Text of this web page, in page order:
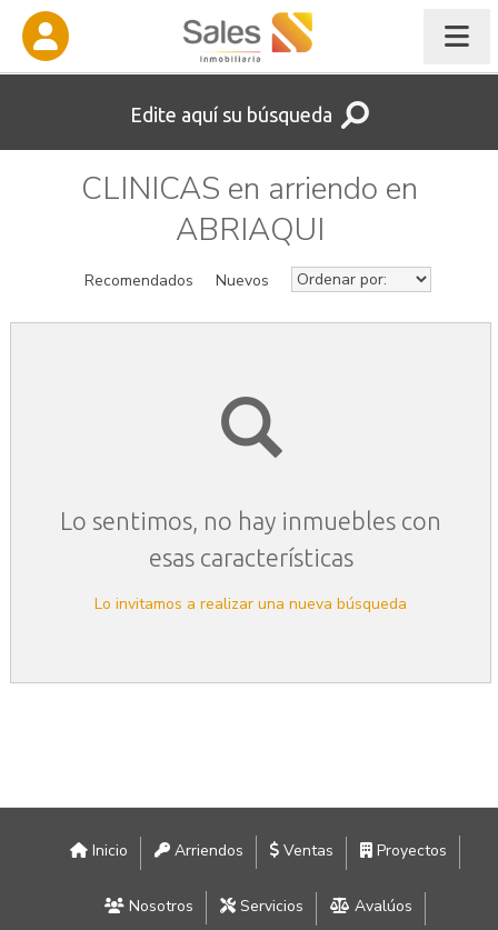
Edite aquí su búsqueda
CLINICAS en arriendo en
ABRIAQUI
Recomendados Nuevos
Lo sentimos, no hay inmuebles con
esas características
Lo invitamos a realizar una nueva búsqueda
Inicio Arriendos Ventas Proyectos
Nosotros Servicios Avalúos